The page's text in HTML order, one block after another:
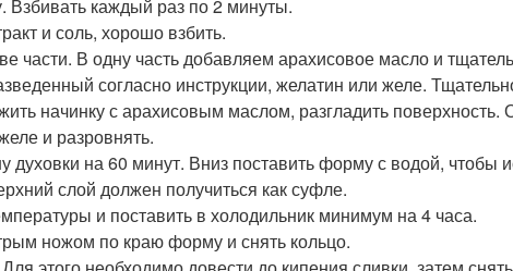
Взбивать каждый раз по 2 минуты.
и соль, хорошо взбить.
части. В одну часть добавляем арахисовое масло и
согласно инструкции, желатин или желе.
начинку с арахисовым маслом, разгладить поверхность.
и разровнять.
духовки на 60 минут. Вниз поставить форму с водой, чтобы
слой должен получиться как суфле.
и поставить в холодильник минимум на 4 часа.
ножом по краю форму и снять кольцо.